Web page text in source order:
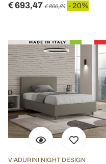
€ 693,47 € 866,84 - 20%
VIADURINI NIGHT DESIGN